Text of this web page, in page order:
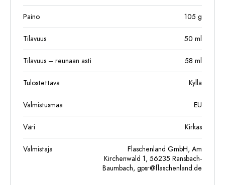
Paino 105 g
Tilavuus 50 ml
Tilavuus – reunaan asti 58 ml
Tulostettava Kyllä
Valmistusmaa EU
Väri Kirkas
Valmistaja
Flaschenland GmbH, Am
Kirchenwald 1, 56235 Ransbach-
Baumbach, gpsr@flaschenland.de